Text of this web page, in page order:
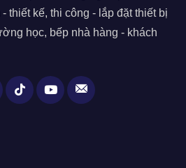
thiết kế, thi công - lắp đặt thiết bị
học, bếp nhà hàng - khách